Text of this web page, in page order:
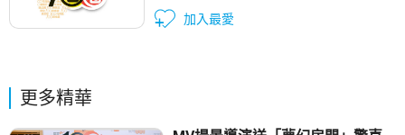
加入最愛
更多精華